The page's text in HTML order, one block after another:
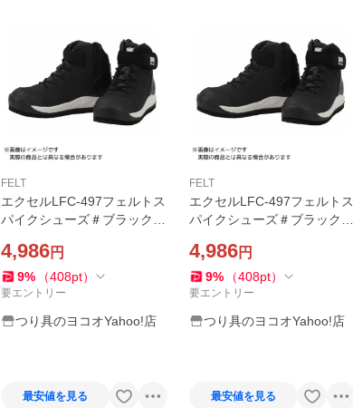
FELT
エクセルLFC-497フェルトス
パイクシューズ＃ブラック＃
4,986円
9% （408pt）
要エントリー
つり具のヨコオYahoo!店
最安値を見る
FELT
エクセルLFC-497フェルトス
パイクシューズ＃ブラック＃
4,986円
9% （408pt）
要エントリー
つり具のヨコオYahoo!店
最安値を見る